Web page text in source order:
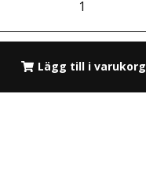
Lägg till i varukorg